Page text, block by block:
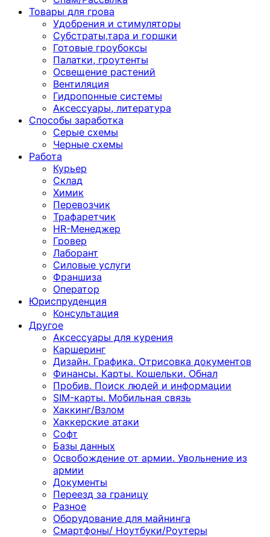
Товары для грова
Удобрения и стимуляторы
Субстраты,тара и горшки
Готовые гроубоксы
Палатки, гроутенты
Освещение растений
Вентиляция
Гидропонные системы
Аксессуары, литература
Способы заработка
Серые схемы
Черные схемы
Работа
Курьер
Склад
Химик
Перевозчик
Трафаретчик
HR-Менеджер
Гровер
Лаборант
Силовые услуги
Франшиза
Оператор
Юриспруденция
Консультация
Другoе
Аксессуары для курения
Каршеринг
Дизайн. Графика. Отрисовка документов
Финансы. Карты. Кошельки. Обнал
Пробив. Поиск людей и информации
SIM-карты. Мобильная связь
Хаккинг/Взлом
Хаккерские атаки
Софт
Базы данных
Освобождение от армии. Увольнение из
армии
Документы
Переезд за границу
Разное
Оборудование для майнинга
Смартфоны/ Ноутбуки/Роутеры